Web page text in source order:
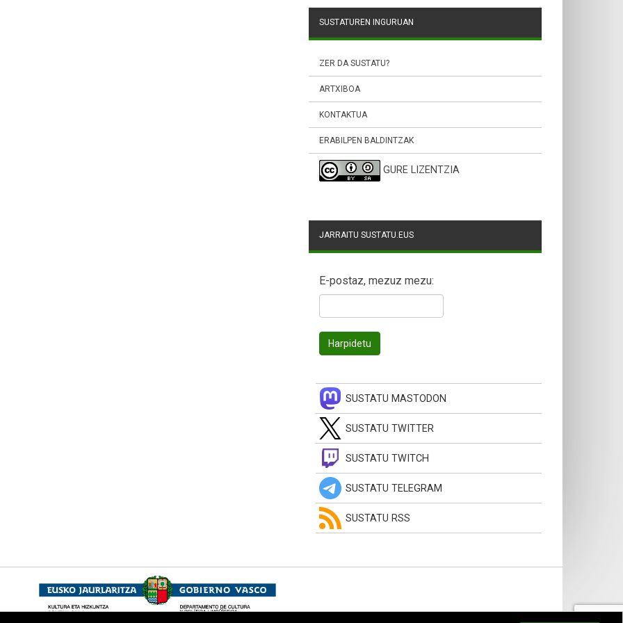
SUSTATUREN INGURUAN
ZER DA SUSTATU?
ARTXIBOA
KONTAKTUA
ERABILPEN BALDINTZAK
GURE LIZENTZIA
JARRAITU SUSTATU.EUS
E-postaz, mezuz mezu:
SUSTATU MASTODON
SUSTATU TWITTER
SUSTATU TWITCH
SUSTATU TELEGRAM
SUSTATU RSS